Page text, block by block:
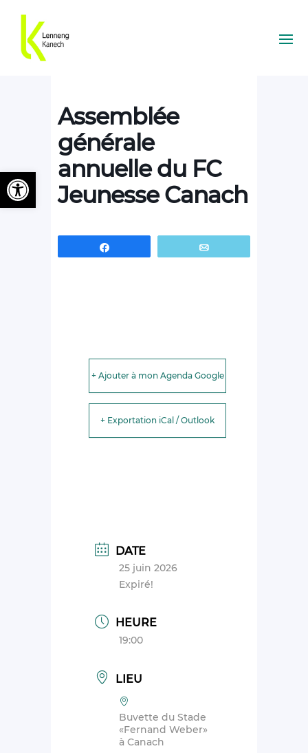
Assemblée
générale
annuelle du FC
Jeunesse Canach
+ Ajouter à mon Agenda Google
+ Exportation iCal / Outlook
DATE
25 juin 2026
Expiré!
HEURE
19:00
LIEU
Buvette du Stade
«Fernand Weber»
à Canach
Ouvrir la barre d’outils